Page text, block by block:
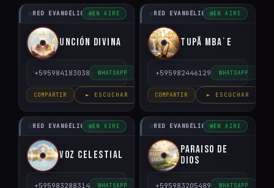
RED EVANGÉLICO DEL PARAGUAY
EN AIRE
Unción Divina
+595984183038 WHATSAPP
COMPARTIR ► ESCUCHAR
RED EVANGÉLICO DEL PARAGUAY
EN AIRE
Tupã Mbaˈe
+595982446129 WHATSAPP
COMPARTIR ► ESCUCHAR
RED EVANGÉLICO DEL PARAGUAY
EN AIRE
Voz Celestial
+595983288314 WHATSAPP
RED EVANGÉLICO DEL PARAGUAY
EN AIRE
Paraiso de
Dios
+595983205489 WHATSAPP